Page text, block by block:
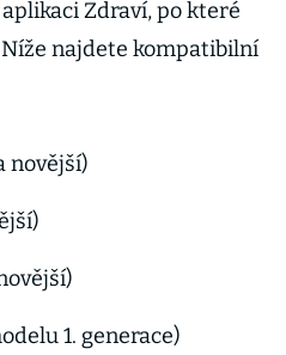
Zdraví, po které
najdete kompatibilní
novější)
1. generace)